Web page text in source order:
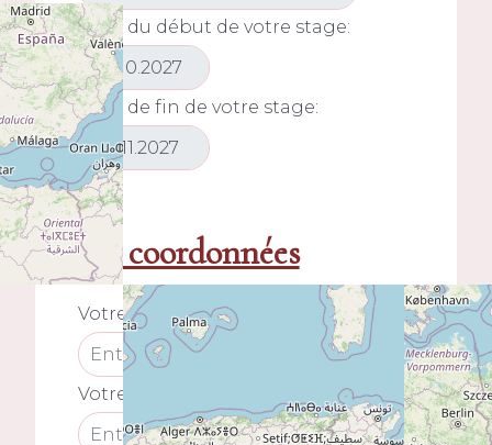
Date du début de votre stage:
Date de fin de votre stage:
Mes coordonnées
Votre nom:
Votre prénom: